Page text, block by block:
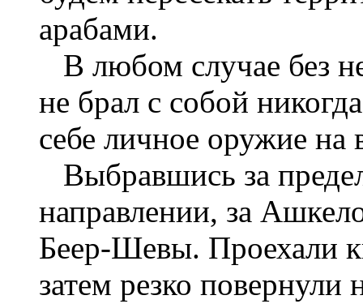
арабами.
В любом случае без
не брал с собой
себе личное оружие на
Выбравшись за
направлении, за
Беер-Шевы. Проехали
затем резко повернули